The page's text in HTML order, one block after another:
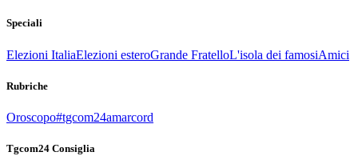
Speciali
Elezioni ItaliaElezioni esteroGrande FratelloL'isola dei famosiAmici
Rubriche
Oroscopo#tgcom24amarcord
Tgcom24 Consiglia